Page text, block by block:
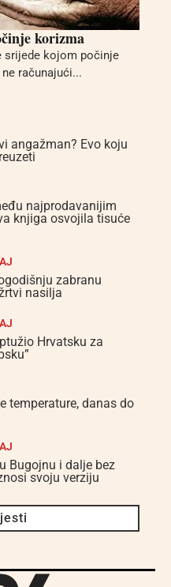
korizma
srijede kojom počinje
računajući...
angažman? Evo koju
najprodavanijim
knjiga osvojila tisuće
zabranu
nasilja
Hrvatsku za
temperature, danas do
Bugojnu i dalje bez
svoju verziju